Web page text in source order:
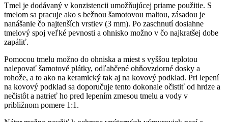
Tmel je dodávaný v konzistencii umožňujúcej priame použitie. S
tmelom sa pracuje ako s bežnou šamotovou maltou, zásadou je
nanášanie čo najtenších vrstiev (3 mm). Po zaschnutí dosiahne
tmelový spoj veľké pevnosti a ohnisko možno v čo najkratšej dobe
zapáliť.
Pomocou tmelu možno do ohniska a miest s vyššou teplotou
nalepovať šamotové plátky, odľahčené ohňovzdorné dosky a
rohože, a to ako na keramický tak aj na kovový podklad. Pri lepení
na kovový podklad sa doporučuje tento dokonale očistiť od hrdze a
nečistôt a natrieť ho pred lepením zmesou tmelu a vody v
približnom pomere 1:1.